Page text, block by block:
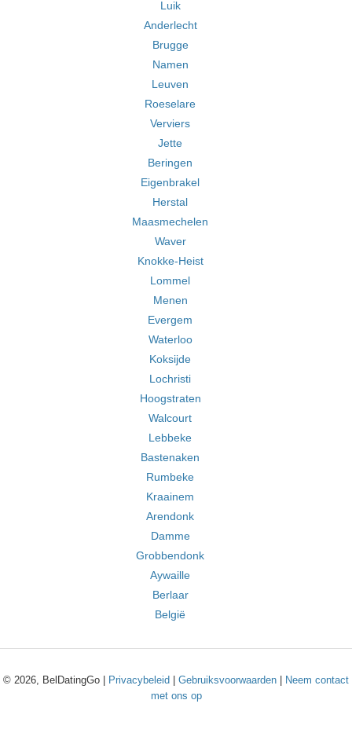
Luik
Anderlecht
Brugge
Namen
Leuven
Roeselare
Verviers
Jette
Beringen
Eigenbrakel
Herstal
Maasmechelen
Waver
Knokke-Heist
Lommel
Menen
Evergem
Waterloo
Koksijde
Lochristi
Hoogstraten
Walcourt
Lebbeke
Bastenaken
Rumbeke
Kraainem
Arendonk
Damme
Grobbendonk
Aywaille
Berlaar
België
© 2026, BelDatingGo | Privacybeleid Gebruiksvoorwaarden
Neem contact
met ons op